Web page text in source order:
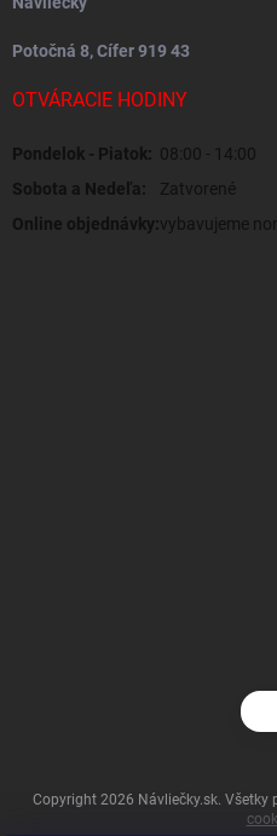
Potočná 8, Cífer 919 43
OTVÁRACIE HODINY
Pondelok - Piatok: 08:00 - 14:00
Sobota a Nedeľa:
Zatvorené
Online objednávky:vybavujeme
Copyright 2026 Návliečky.sk. Všetky